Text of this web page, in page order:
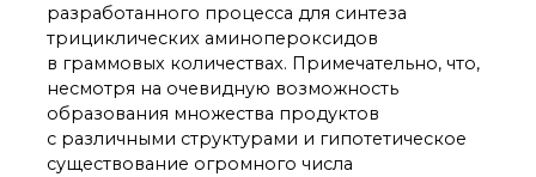
разработанного процесса для синтеза
трициклических аминопероксидов
в граммовых количествах. Примечательно, что,
несмотря на очевидную возможность
образования множества продуктов
с различными структурами и гипотетическое
существование огромного числа